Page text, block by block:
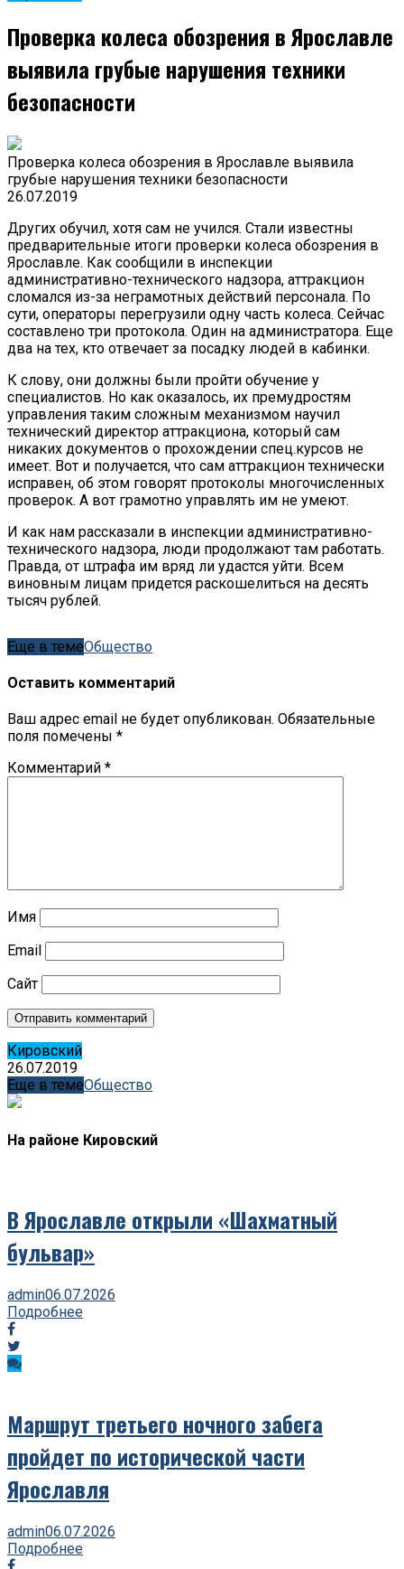
Проверка колеса обозрения в Ярославле
выявила грубые нарушения техники
безопасности
Проверка колеса обозрения в Ярославле выявила
грубые нарушения техники безопасности
26.07.2019
Других обучил, хотя сам не учился. Стали известны
предварительные итоги проверки колеса обозрения в
Ярославле. Как сообщили в инспекции
административно-технического надзора, аттракцион
сломался из-за неграмотных действий персонала. По
сути, операторы перегрузили одну часть колеса. Сейчас
составлено три протокола. Один на администратора. Еще
два на тех, кто отвечает за посадку людей в кабинки.
К слову, они должны были пройти обучение у
специалистов. Но как оказалось, их премудростям
управления таким сложным механизмом научил
технический директор аттракциона, который сам
никаких документов о прохождении спец.курсов не
имеет. Вот и получается, что сам аттракцион технически
исправен, об этом говорят протоколы многочисленных
проверок. А вот грамотно управлять им не умеют.
И как нам рассказали в инспекции административно-
технического надзора, люди продолжают там работать.
Правда, от штрафа им вряд ли удастся уйти. Всем
виновным лицам придется раскошелиться на десять
тысяч рублей.
Еще в темеОбщество
Оставить комментарий
Ваш адрес email не будет опубликован. Обязательные
поля помечены *
Комментарий *
Имя
Email
Сайт
Кировский
26.07.2019
Еще в темеОбщество
На районе Кировский
В Ярославле открыли «Шахматный
бульвар»
admin06.07.2026
Подробнее
Маршрут третьего ночного забега
пройдет по исторической части
Ярославля
admin06.07.2026
Подробнее